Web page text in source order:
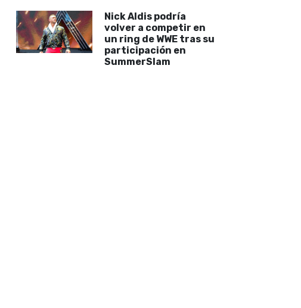
Nick Aldis podría
volver a competir en
un ring de WWE tras su
participación en
SummerSlam